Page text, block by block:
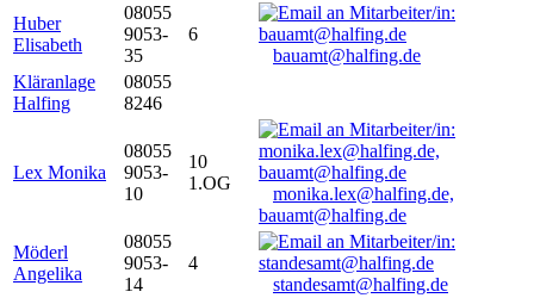
Huber
Elisabeth
08055
9053-
35
6
bauamt@halfing.de
Kläranlage
Halfing
08055
8246
Lex Monika
08055
9053-
10
10
1.OG
monika.lex@halfing.de,
bauamt@halfing.de
Möderl
Angelika
08055
9053-
14
4
standesamt@halfing.de